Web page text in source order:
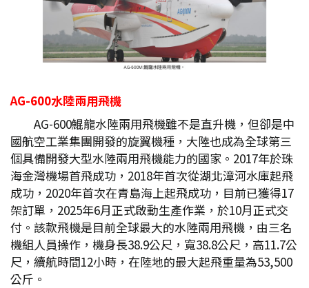
AG-600水陸兩用飛機
AG-600鯤龍水陸兩用飛機雖不是直升機，但卻是中
國航空工業集團開發的旋翼機種，大陸也成為全球第三
個具備開發大型水陸兩用飛機能力的國家。2017年於珠
海金灣機場首飛成功，2018年首次從湖北漳河水庫起飛
成功，2020年首次在青島海上起飛成功，目前已獲得17
架訂單，2025年6月正式啟動生產作業，於10月正式交
付。該款飛機是目前全球最大的水陸兩用飛機，由三名
機組人員操作，機身長38.9公尺，寬38.8公尺，高11.7公
尺，續航時間12小時，在陸地的最大起飛重量為53,500
公斤。